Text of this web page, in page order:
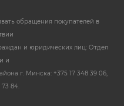
обращения покупателей в
и юридических лиц: Отдел
и
г. Минска: +375 17 348 39 06,
73 84.